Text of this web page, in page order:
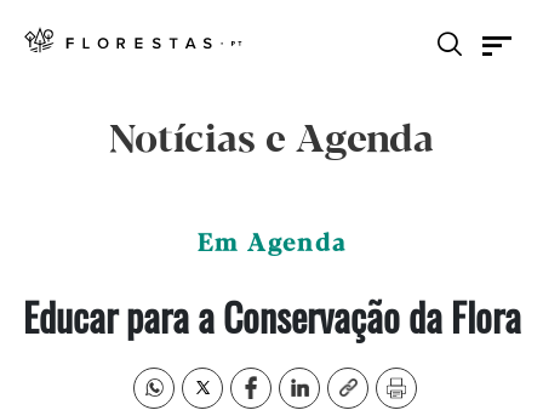
Notícias e Agenda
Em Agenda
Educar para a Conservação da Flora